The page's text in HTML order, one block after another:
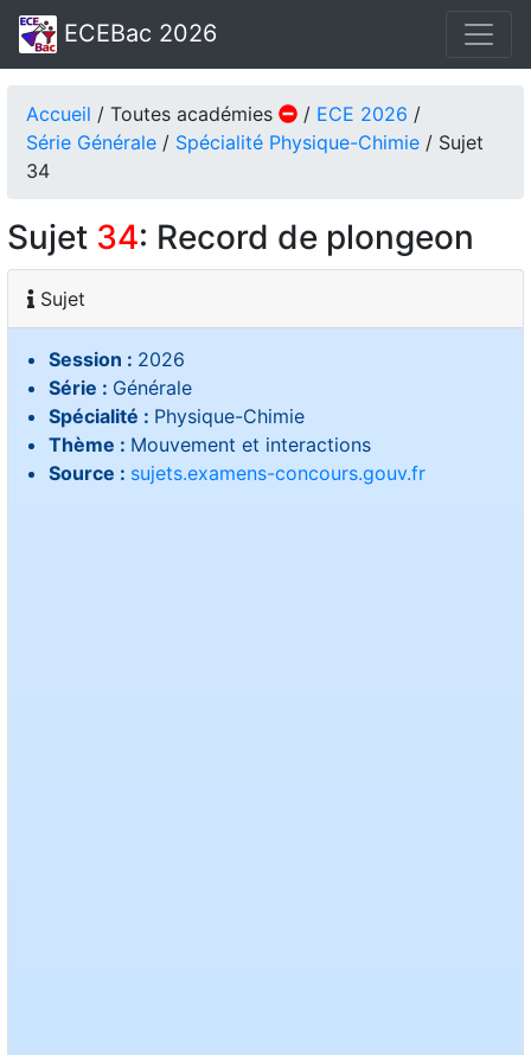
ECEBac 2026
Accueil / Toutes académies / ECE 2026 /
Série Générale / Spécialité Physique-Chimie / Sujet
34
Sujet 34: Record de plongeon
Sujet
Session : 2026
Série : Générale
Spécialité : Physique-Chimie
Thème : Mouvement et interactions
Source : sujets.examens-concours.gouv.fr